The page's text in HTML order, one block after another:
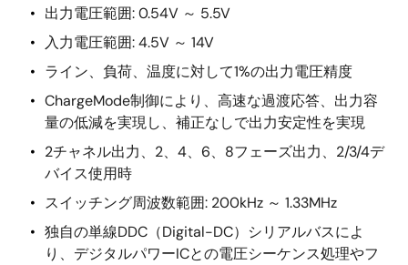
出力電圧範囲: 0.54V ～ 5.5V
入力電圧範囲: 4.5V ～ 14V
ライン、負荷、温度に対して1%の出力電圧精度
ChargeMode制御により、高速な過渡応答、出力容
量の低減を実現し、補正なしで出力安定性を実現
2チャネル出力、2、4、6、8フェーズ出力、2/3/4デ
バイス使用時
スイッチング周波数範囲: 200kHz ～ 1.33MHz
独自の単線DDC（Digital-DC）シリアルバスによ
り、デジタルパワーICとの電圧シーケンス処理やフ